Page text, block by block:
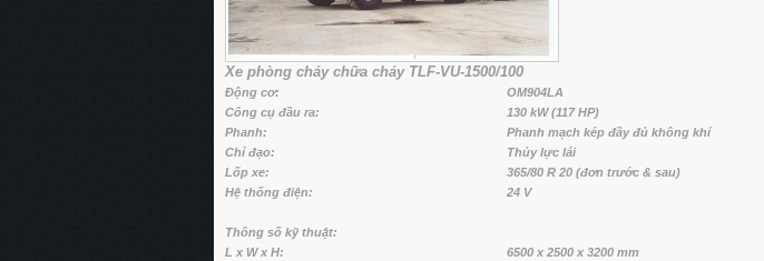
Xe phòng cháy chữa cháy TLF-VU-1500/100
Động cơ:
OM904LA
Công cụ đầu ra:
130 kW (117 HP)
Phanh:
Phanh mạch kép đầy đủ không khí
Chỉ đạo:
Thủy lực lái
Lốp xe:
365/80 R 20 (đơn trước & sau)
Hệ thống điện:
24 V
Thông số kỹ thuật:
L x W x H:
6500 x 2500 x 3200 mm